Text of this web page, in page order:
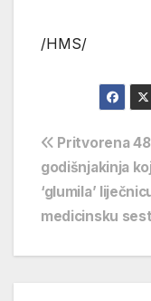
/HMS/
objava
Pritvorena
godišnjakinja
‘glumila’
medicinsku